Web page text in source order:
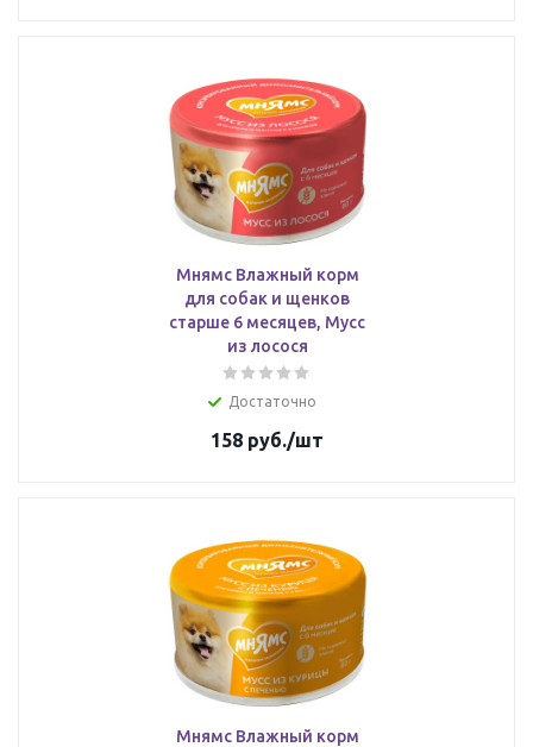
Мнямс Влажный корм
для собак и щенков
старше 6 месяцев, Мусс
из лосося
Достаточно
158 руб./шт
Мнямс Влажный корм